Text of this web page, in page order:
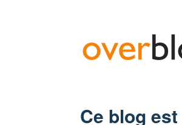
Ce blog est